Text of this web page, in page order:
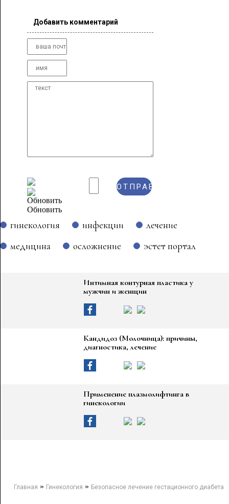
Добавить комментарий
Обновить
гинекология инфекции
лечение
медицина
осложнение эстет портал
Интимная контурная пластика у
мужчин и женщин
Кандидоз (Молочница): причины,
диагностика, лечение
Применение плазмолифтинга в
гинекологии
Главная » Гинекология » Безопасное лечение гестационного диабета